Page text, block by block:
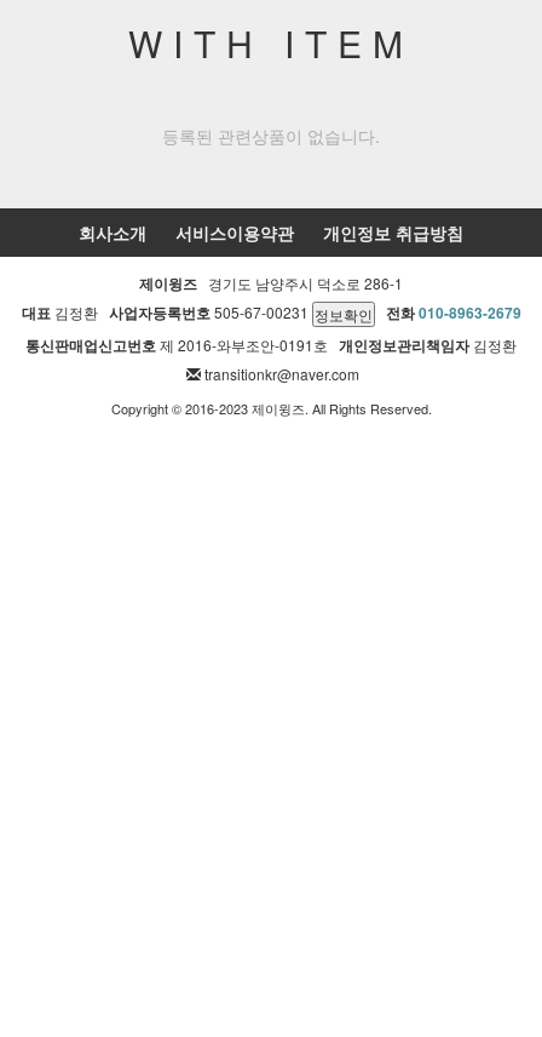
WITH ITEM
등록된 관련상품이 없습니다.
회사소개 서비스이용약관 개인정보 취급방침
제이윙즈 경기도 남양주시 덕소로 286-1
대표 김정환 사업자등록번호 505-67-00231 전화010-8963-2679
통신판매업신고번호제 2016-와부조안-0191호 개인정보관리책임자김정환
transitionkr@naver.com
Copyright © 2016-2023 제이윙즈. All Rights Reserved.